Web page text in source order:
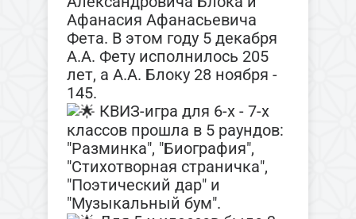
Афанасия Афанасьевича
Фета. В этом году 5 декабря
А.А. Фету исполнилось 205
лет, а А.А. Блоку 28 ноября -
145.
КВИЗ-игра для 6-х - 7-х
классов прошла в 5 раундов:
"Разминка", "Биография",
"Стихотворная страничка",
"Поэтический дар" и
"Музыкальный бум".